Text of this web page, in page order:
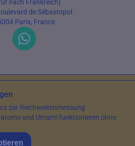
nach Frankreich)
de Sébastopol
Paris, France
— Alle Rechte vorbehalten
am14. Mai 2026
zur Reichweitenmessung
und Umami funktionieren ohne